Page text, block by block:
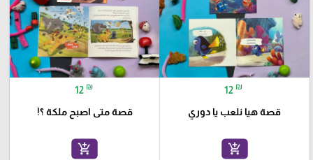
12 ₪
قصة هيا نلعب يا دوري
add_shopping_cart
12 ₪
قصة متى اصبح ملكة ؟!
add_shopping_cart